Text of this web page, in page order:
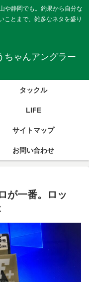
や静岡でも。釣果から自分な
ことまで、雑多なネタを盛り
ちゃんアングラー
タックル
LIFE
サイトマップ
お問い合わせ
が一番。ロッ